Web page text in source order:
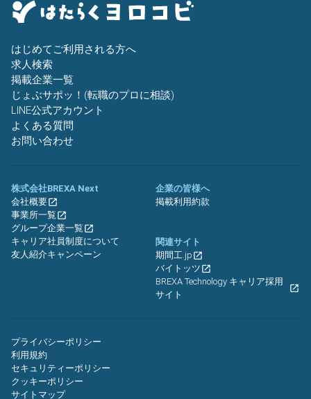
はじめてご利用される方へ
求人検索
掲載企業一覧
じょぶサポッ！(転職のプロに相談)
LINE公式アカウント
よくある質問
お問い合わせ
株式会社BREXA Next
会社概要
事業所一覧
グループ企業一覧
キャリア社員制度について
友人紹介キャンペーン
企業の皆様へ
掲載利用約款
関連サイト
期間工.jp
バイトッツ
BREXA Technology キャリア採用
サイト
プライバシーポリシー
利用規約
セキュリティーポリシー
クッキーポリシー
サイトマップ